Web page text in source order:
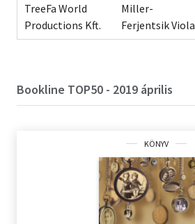
TreeFa World
Productions Kft.
Miller-
Ferjentsik Viola
Bookline TOP50 - 2019 április
KÖNYV